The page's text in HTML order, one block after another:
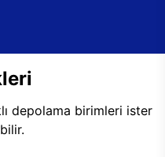
depolama birimleri ister